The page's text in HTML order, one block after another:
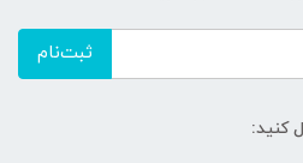
ثبت‌نام
کنید: